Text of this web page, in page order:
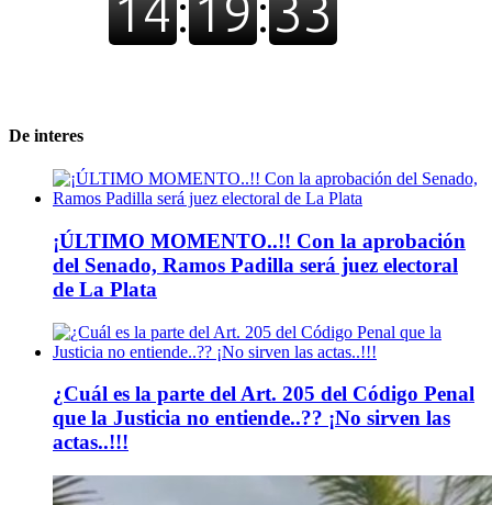
De interes
¡ÚLTIMO MOMENTO..!! Con la aprobación
del Senado, Ramos Padilla será juez electoral
de La Plata
¿Cuál es la parte del Art. 205 del Código Penal
que la Justicia no entiende..?? ¡No sirven las
actas..!!!